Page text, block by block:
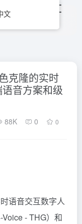
克隆的实时
音方案和级
88K 0 0
语音交互数字人
- THG）和
文